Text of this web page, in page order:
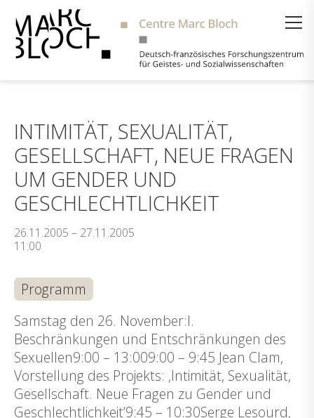
INTIMITÄT, SEXUALITÄT,
GESELLSCHAFT, NEUE FRAGEN
UM GENDER UND
GESCHLECHTLICHKEIT
26.11.2005 – 27.11.2005
11:00
Programm
Samstag den 26. November:I.
Beschränkungen und Entschränkungen des
Sexuellen9:00 – 13:009:00 – 9:45 Jean Clam,
Vorstellung des Projekts: ‚Intimität, Sexualität,
Gesellschaft. Neue Fragen zu Gender und
Geschlechtlichkeit’9:45 – 10:30Serge Lesourd,